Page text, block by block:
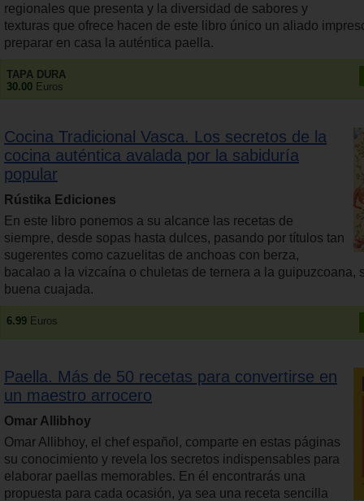
regionales que presenta y la diversidad de sabores y
texturas que ofrece hacen de este libro único un aliado
preparar en casa la auténtica paella.
TAPA DURA
30.00 Euros
Cocina Tradicional Vasca. Los secretos de la
cocina auténtica avalada por la sabiduría
popular
Rústika Ediciones
En este libro ponemos a su alcance las recetas de
siempre, desde sopas hasta dulces, pasando por títulos tan
sugerentes como cazuelitas de anchoas con berza,
bacalao a la vizcaína o chuletas de ternera a la guipuzcoana,
buena cuajada.
6.99 Euros
Paella. Más de 50 recetas para convertirse en
un maestro arrocero
Omar Allibhoy
Omar Allibhoy, el chef español, comparte en estas páginas
su conocimiento y revela los secretos indispensables para
elaborar paellas memorables. En él encontrarás una
propuesta para cada ocasión, ya sea una receta sencilla